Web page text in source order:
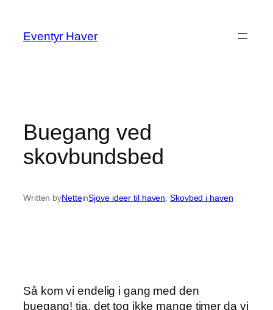
indhold
Eventyr Haver
Buegang ved
skovbundsbed
Written byNetteinSjove ideer til haven , Skovbed i haven
Så kom vi endelig i gang med den
buegang! tja, det tog ikke mange timer da vi